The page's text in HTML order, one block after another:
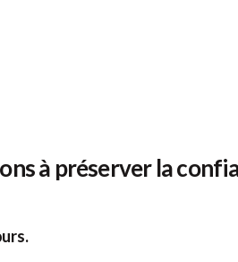
à préserver la